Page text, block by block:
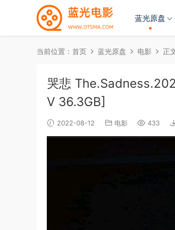
蓝光原盘
当前位置： 首页 蓝光原盘 电影 正
哭悲
V 36.3GB]
2022-08-12 电影 433